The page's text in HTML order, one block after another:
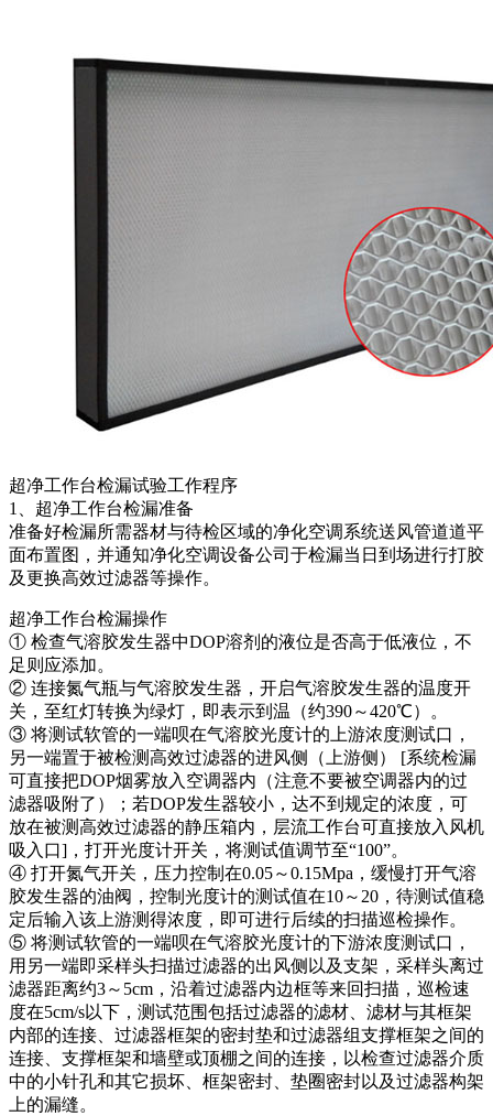
超净工作台检漏试验工作程序
1、超净工作台检漏准备
准备好检漏所需器材与待检区域的净化空调系统送风管道道平
面布置图，并通知净化空调设备公司于检漏当日到场进行打胶
及更换高效过滤器等操作。
超净工作台检漏操作
① 检查气溶胶发生器中DOP溶剂的液位是否高于低液位，不
足则应添加。
② 连接氮气瓶与气溶胶发生器，开启气溶胶发生器的温度开
关，至红灯转换为绿灯，即表示到温（约390～420℃）。
③ 将测试软管的一端呗在气溶胶光度计的上游浓度测试口，
另一端置于被检测高效过滤器的进风侧（上游侧） [系统检漏
可直接把DOP烟雾放入空调器内（注意不要被空调器内的过
滤器吸附了）；若DOP发生器较小，达不到规定的浓度，可
放在被测高效过滤器的静压箱内，层流工作台可直接放入风机
吸入口]，打开光度计开关，将测试值调节至“100”。
④ 打开氮气开关，压力控制在0.05～0.15Mpa，缓慢打开气溶
胶发生器的油阀，控制光度计的测试值在10～20，待测试值稳
定后输入该上游测得浓度，即可进行后续的扫描巡检操作。
⑤ 将测试软管的一端呗在气溶胶光度计的下游浓度测试口，
用另一端即采样头扫描过滤器的出风侧以及支架，采样头离过
滤器距离约3～5cm，沿着过滤器内边框等来回扫描，巡检速
度在5cm/s以下，测试范围包括过滤器的滤材、滤材与其框架
内部的连接、过滤器框架的密封垫和过滤器组支撑框架之间的
连接、支撑框架和墙壁或顶棚之间的连接，以检查过滤器介质
中的小针孔和其它损坏、框架密封、垫圈密封以及过滤器构架
上的漏缝。